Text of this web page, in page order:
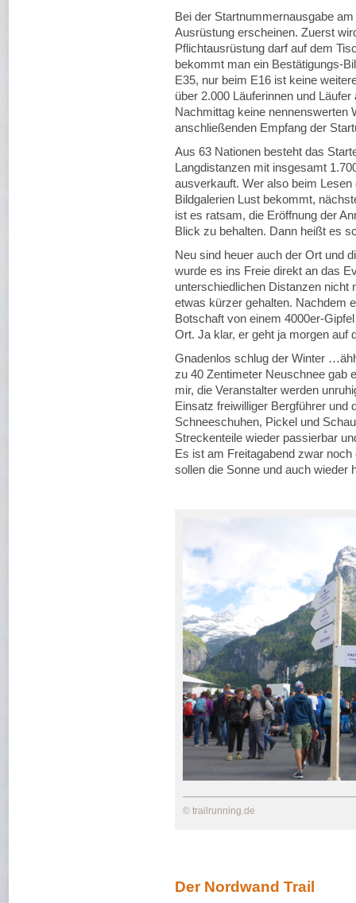
Bei der Startnummernausgabe
Ausrüstung erscheinen. Zuerst
Pflichtausrüstung darf auf dem
bekommt man ein Bestätigungs-
E35, nur beim E16 ist keine
über 2.000 Läuferinnen und
Nachmittag keine nennenswerten
anschließenden Empfang der
Aus 63 Nationen besteht das
Langdistanzen mit insgesamt
ausverkauft. Wer also beim
Bildgalerien Lust bekommt,
ist es ratsam, die Eröffnung der
Blick zu behalten. Dann heißt es
Neu sind heuer auch der Ort und
wurde es ins Freie direkt an das
unterschiedlichen Distanzen nicht
etwas kürzer gehalten. Nachdem
Botschaft von einem 4000er-
Ort. Ja klar, er geht ja morgen auf
Gnadenlos schlug der Winter
zu 40 Zentimeter Neuschnee gab
mir, die Veranstalter werden
Einsatz freiwilliger Bergführer und
Schneeschuhen, Pickel und
Streckenteile wieder passierbar
Es ist am Freitagabend zwar
sollen die Sonne und auch wieder
© trailrunning.de
Der Nordwand Trail